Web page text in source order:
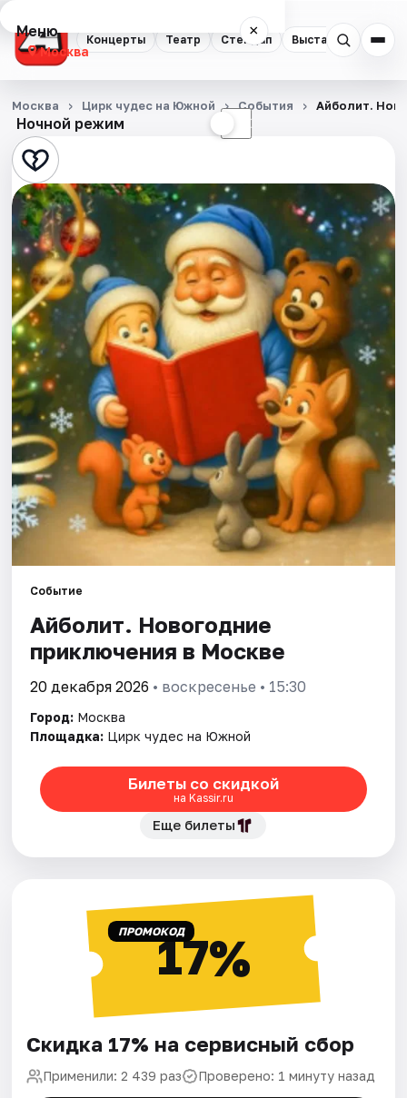
Концерты Театр Стендап Выставки
Меню ×
Москва
Концерты
Театр
Стендап
Выставки
Квесты
Экскурсии
Спорт
События
Города
Площадки
Артисты
Ночной режим ☾
Москва Цирк чудес на Южной События Айболит.
Событие
Айболит. Новогодние
приключения в Москве
20 декабря 2026 • воскресенье • 15:30
Город: Москва
Площадка: Цирк чудес на Южной
Билеты со скидкой
на Kassir.ru
Еще билеты
ПРОМОКОД17%
Скидка 17% на сервисный сбор
Применили: 2 439 раз Проверено: 1 минуту назад